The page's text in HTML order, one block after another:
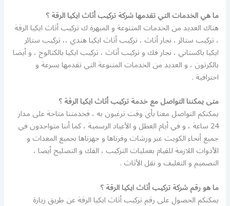
ما هي الخدمات التي تقدمها شركة تركيب أثاث ايكيا الرقة ؟
هناك العديد من الخدمات المتنوعة و المبهرة ك تركيب أثاث ايكيا الرقة
، تركيب ستائر ، نجار أثاث ، تركيب أثاث ايكيا هندي ،، تركيب ستائر
ايكيا باكستاني ، نجار فك و تركيب أثاث ، تركيب ايكيا بالكتالوج ، و أيضا
بالكرتون ، و العديد من الخدمات المتنوعة التي تقدمها بسرعة و
احترافية .
متى يمكننا التواصل مع خدمة تركيب أثاث ايكيا الرقة ؟
يمكنكم التواصل معنا بأي وقت ترغبون به ، فخدمتنا متاحة على مدار
24 ساعة ، و في أيام العطل و الأعياد الرسمية ، كما أننا متواجدون في
جميع أنحاء الكويت عبر ورشات وفرناها و جهزناها بجميع المعدات و
الأدوات اللازمة للقيام بعمليات التركيب ، الفك و التصليح أيضا ،
التصميم و التغليف و نقل الأثاث .
ما هو رقم شركة تركيب أثاث ايكيا الرقة ؟
يمكنكم الحصول على رقم تركيب أثاث ايكيا الرقة عن طريق زيارة